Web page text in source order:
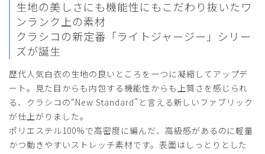
購入確認済み
年齢: 40代 身長:181-185cm
10年以上使わせていただいております。
着心地、質感共に最高です。
商品：C05メンズ白衣:ライトジャージージャケット/
白/XXL
役に立った 0
生地の美しさにも機能性にもこだわり抜いたワ
ンランク上の素材
クラシコの新定番「ライトジャージー」シリー
ズが誕生
歴代人気白衣の生地の良いところを一つに凝縮してアップデ
ート。見た目からも内包する機能性からも上質さを感じられ
る、クラシコの“New Standard”と言える新しいファブリック
が仕上がりました。
ポリエステル100%で高密度に編んだ、高級感があるのに軽量
かつ動きやすいストレッチ素材です。表面はしっとりとした